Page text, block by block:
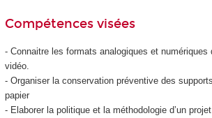
Compétences visées
- Connaitre les formats analogiques et numériques
vidéo.
- Organiser la conservation préventive des
papier
- Elaborer la politique et la méthodologie d’un